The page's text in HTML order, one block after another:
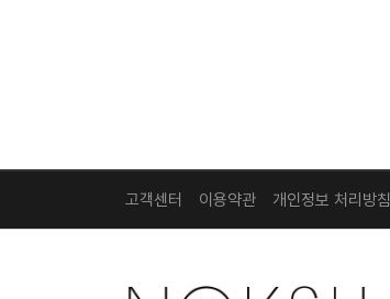
고객센터 이용약관 개인정보 처리방침